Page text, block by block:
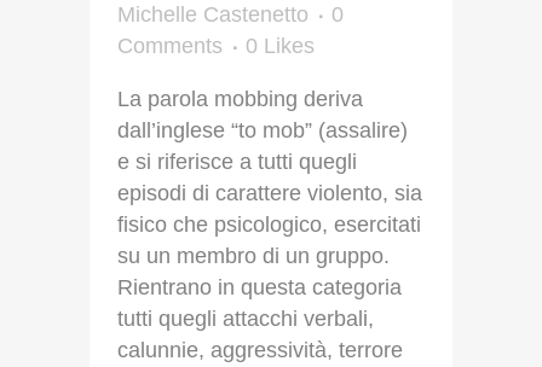
Michelle Castenetto
0
Comments
0 Likes
La parola mobbing deriva
dall’inglese “to mob” (assalire)
e si riferisce a tutti quegli
episodi di carattere violento, sia
fisico che psicologico, esercitati
su un membro di un gruppo.
Rientrano in questa categoria
tutti quegli attacchi verbali,
calunnie, aggressività, terrore